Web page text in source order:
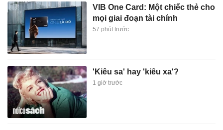
VIB One Card: Một chiếc thẻ cho
mọi giai đoạn tài chính
57 phút trước
'Kiêu sa' hay 'kiêu xa'?
1 giờ trước